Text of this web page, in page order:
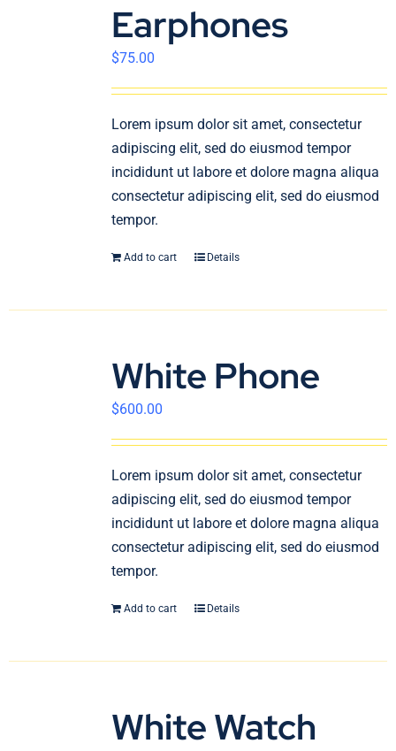
Earphones
$75.00
Lorem ipsum dolor sit amet, consectetur
adipiscing elit, sed do eiusmod tempor
incididunt ut labore et dolore magna aliqua
consectetur adipiscing elit, sed do eiusmod
tempor.
Add to cart Details
White Phone
$600.00
Lorem ipsum dolor sit amet, consectetur
adipiscing elit, sed do eiusmod tempor
incididunt ut labore et dolore magna aliqua
consectetur adipiscing elit, sed do eiusmod
tempor.
Add to cart Details
White Watch